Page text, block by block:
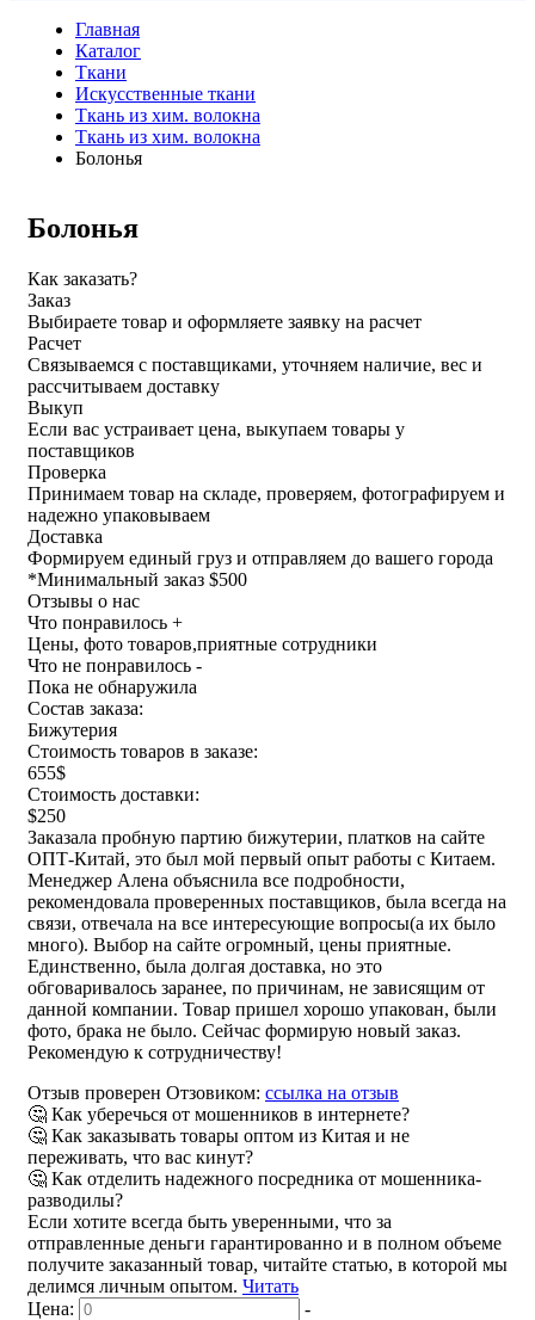
Главная
Каталог
Ткани
Искусственные ткани
Ткань из хим. волокна
Ткань из хим. волокна
Болонья
Болонья
Как заказать?
Заказ
Выбираете товар и оформляете заявку на расчет
Расчет
Связываемся с поставщиками, уточняем наличие, вес и
рассчитываем доставку
Выкуп
Если вас устраивает цена, выкупаем товары у
поставщиков
Проверка
Принимаем товар на складе, проверяем, фотографируем и
надежно упаковываем
Доставка
Формируем единый груз и отправляем до вашего города
*Минимальный заказ $500
Отзывы о нас
Что понравилось +
Цены, фото товаров,приятные сотрудники
Что не понравилось -
Пока не обнаружила
Состав заказа:
Бижутерия
Стоимость товаров в заказе:
655$
Стоимость доставки:
$250
Заказала пробную партию бижутерии, платков на сайте
ОПТ-Китай, это был мой первый опыт работы с Китаем.
Менеджер Алена объяснила все подробности,
рекомендовала проверенных поставщиков, была всегда на
связи, отвечала на все интересующие вопросы(а их было
много). Выбор на сайте огромный, цены приятные.
Единственно, была долгая доставка, но это
обговаривалось заранее, по причинам, не зависящим от
данной компании. Товар пришел хорошо упакован, были
фото, брака не было. Сейчас формирую новый заказ.
Рекомендую к сотрудничеству!
Отзыв проверен Отзовиком: ссылка на отзыв
🤔 Как уберечься от мошенников в интернете?
🤔 Как заказывать товары оптом из Китая и не
переживать, что вас кинут?
🤔 Как отделить надежного посредника от мошенника-
разводилы?
Если хотите всегда быть уверенными, что за
отправленные деньги гарантированно и в полном объеме
получите заказанный товар, читайте статью, в которой мы
делимся личным опытом. Читать
Цена: -